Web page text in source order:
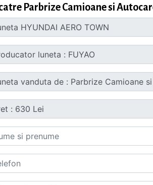
Parbrize Camioane si